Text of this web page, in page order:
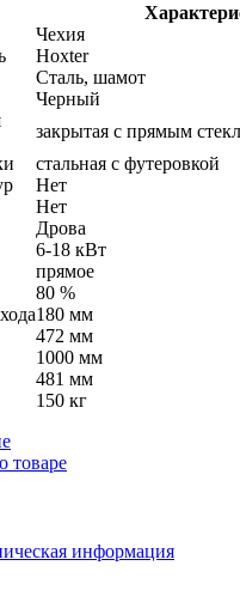
Чехия
Hoxter
Сталь, шамот
Черный
закрытая с прямым
стальная с футеровкой
Нет
Нет
Дрова
6-18 кВт
прямое
80 %
180 мм
472 мм
1000 мм
481 мм
150 кг
товаре
информация